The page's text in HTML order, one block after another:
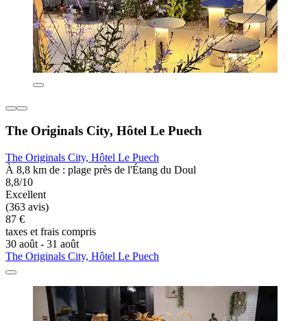
The Originals City, Hôtel Le Puech
The Originals City, Hôtel Le Puech
À 8,8 km de : plage près de l'Étang du Doul
8,8/10
Excellent
(363 avis)
87 €
taxes et frais compris
30 août - 31 août
The Originals City, Hôtel Le Puech